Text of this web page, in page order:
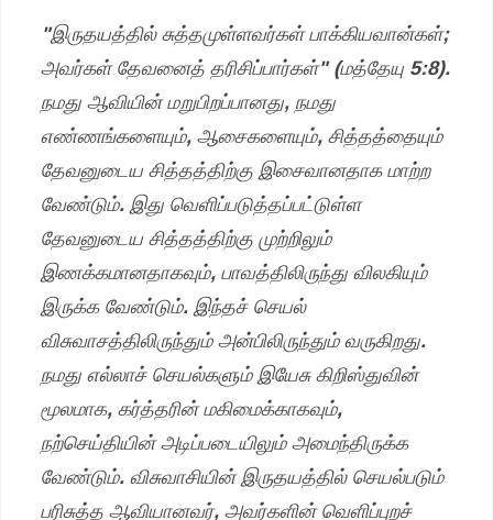
"இருதயத்தில் சுத்தமுள்ளவர்கள் பாக்கியவான்கள்;
அவர்கள் தேவனைத் தரிசிப்பார்கள்" (மத்தேயு 5:8).
நமது ஆவியின் மறுபிறப்பானது, நமது
எண்ணங்களையும், ஆசைகளையும், சித்தத்தையும்
தேவனுடைய சித்தத்திற்கு இசைவானதாக மாற்ற
வேண்டும். இது வெளிப்படுத்தப்பட்டுள்ள
தேவனுடைய சித்தத்திற்கு முற்றிலும்
இணக்கமானதாகவும், பாவத்திலிருந்து விலகியும்
இருக்க வேண்டும். இந்தச் செயல்
விசுவாசத்திலிருந்தும் அன்பிலிருந்தும் வருகிறது.
நமது எல்லாச் செயல்களும் இயேசு கிறிஸ்துவின்
மூலமாக, கர்த்தரின் மகிமைக்காகவும்,
நற்செய்தியின் அடிப்படையிலும் அமைந்திருக்க
வேண்டும். விசுவாசியின் இருதயத்தில் செயல்படும்
பரிசுத்த ஆவியானவர், அவர்களின் வெளிப்புறச்